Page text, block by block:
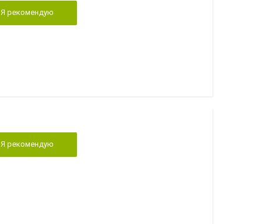
Я рекомендую
Я рекомендую